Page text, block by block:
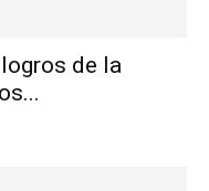
de la